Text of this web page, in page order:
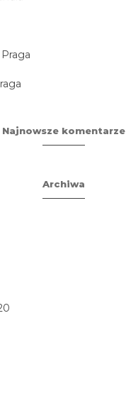
Najnowsze komentarze
Archiwa